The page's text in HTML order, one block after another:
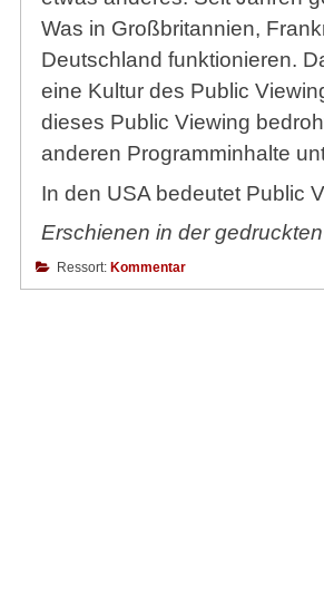
Was in Großbritannien,
Deutschland funktionieren.
eine Kultur des Public
dieses Public Viewing
anderen Programminhalte
In den USA bedeutet Public
Erschienen in der gedruckten
Ressort: Kommentar